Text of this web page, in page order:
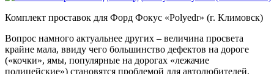
Комплект проставок для Форд Фокус «Polyedr» (г. Климовск)
Вопрос намного актуальнее других – величина просвета
крайне мала, ввиду чего большинство дефектов на дороге
(«кочки», ямы, популярные на дорогах «лежачие
полицейские») становятся проблемой для автолюбителей.